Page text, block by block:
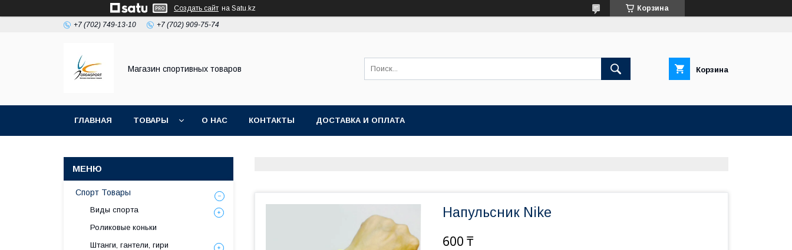
Создать сайт на Satu.kz Корзина
+7 (702) 749-13-10 +7 (702) 909-75-74
Магазин спортивных товаров Корзина
ГЛАВНАЯ ТОВАРЫ О НАС КОНТАКТЫ ДОСТАВКА И ОПЛАТА
Напульсник Nike
600 ₸
Спорт Товары
Виды спорта
Роликовые коньки
Штанги, гантели, гири